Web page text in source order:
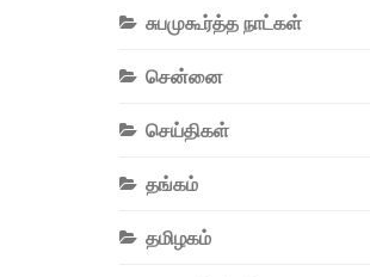
சுபமுகூர்த்த நாட்கள்
சென்னை
செய்திகள்
தங்கம்
தமிழகம்